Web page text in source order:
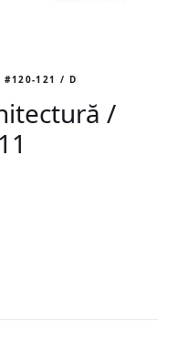
121 / DEC 2011
/